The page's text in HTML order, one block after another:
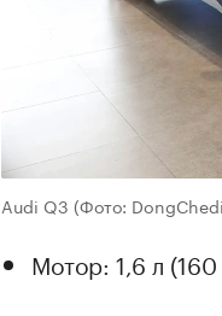
Audi Q3 (Фото:
Мотор: 1,6 л